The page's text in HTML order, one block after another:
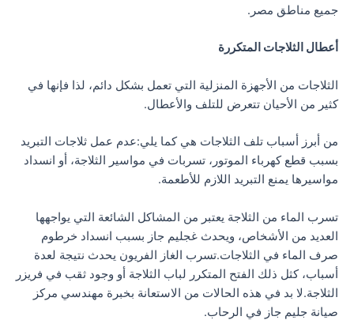
جميع مناطق مصر.
أعطال الثلاجات المتكررة
الثلاجات من الأجهزة المنزلية التي تعمل بشكل دائم، لذا فإنها في
كثير من الأحيان تتعرض للتلف والأعطال.
من أبرز أسباب تلف الثلاجات هي كما يلي:عدم عمل ثلاجات التبريد
بسبب قطع كهرباء الموتور، تسربات في مواسير الثلاجة، أو انسداد
مواسيرها يمنع التبريد اللازم للأطعمة.
تسرب الماء من الثلاجة يعتبر من المشاكل الشائعة التي يواجهها
العديد من الأشخاص، ويحدث غجليم جاز بسبب انسداد خرطوم
صرف الماء في الثلاجات.تسرب الغاز الفريون يحدث نتيجة لعدة
أسباب، كثل ذلك الفتح المتكرر لباب الثلاجة أو وجود ثقب في فريزر
الثلاجة.لا بد في هذه الحالات من الاستعانة بخبرة مهندسي مركز
صيانة جليم جاز في الرحاب.